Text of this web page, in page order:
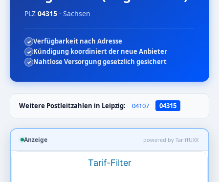
PLZ 04315 · Sachsen
Verfügbarkeit nach Adresse
Kündigung koordiniert der neue Anbieter
Nahtlose Versorgung gesetzlich gesichert
Weitere Postleitzahlen in Leipzig: 04107 04315
Anzeige powered by TariffUXX